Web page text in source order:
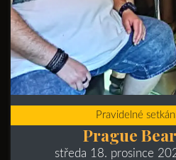
Pravidelné
Prague
středa 18. prosince